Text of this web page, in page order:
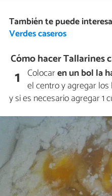
También te puede
Verdes caseros
Cómo hacer Tallarines
1 Colocaren un bol la
el centro y agregar los
y si es necesario agregar 1